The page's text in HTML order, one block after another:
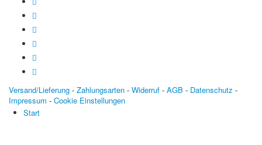
Versand/Lieferung - Zahlungsarten - Widerruf - AGB - Datenschutz -
Impressum - Cookie Einstellungen
Start